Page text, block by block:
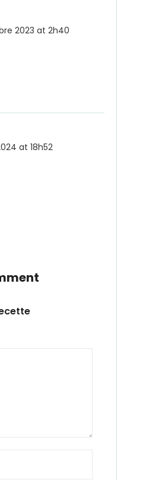
2023 at 2h40
at 18h52